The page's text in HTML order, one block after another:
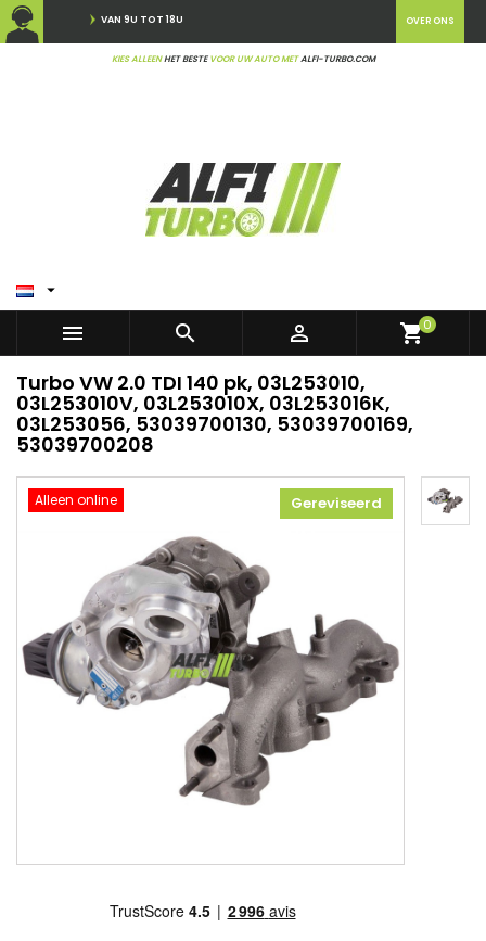
VAN 9U TOT 18U
KIES ALLEENHET BESTEVOOR UW AUTO METALFI-TURBO.COM
OVER ONS

   shopping_cart0
Turbo VW 2.0 TDI 140 pk, 03L253010,
03L253010V, 03L253010X, 03L253016K,
03L253056, 53039700130, 53039700169,
53039700208
Alleen online Gereviseerd